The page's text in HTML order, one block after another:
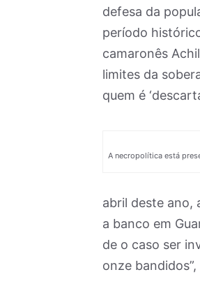
defesa da
período
camaronês
limites da
quem é
A necropolítica está
abril deste ano,
a banco em
de o caso ser
onze